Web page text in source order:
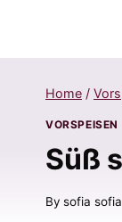
Home /
VORSPEISEN
Süß
By sofia sofia